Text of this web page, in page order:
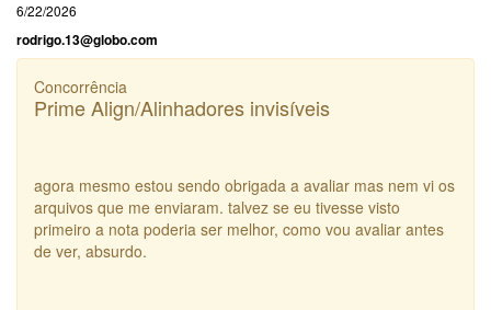
6/22/2026
rodrigo.13@globo.com
Concorrência
Prime Align/Alinhadores invisíveis
agora mesmo estou sendo obrigada a avaliar mas nem vi os
arquivos que me enviaram. talvez se eu tivesse visto
primeiro a nota poderia ser melhor, como vou avaliar antes
de ver, absurdo.